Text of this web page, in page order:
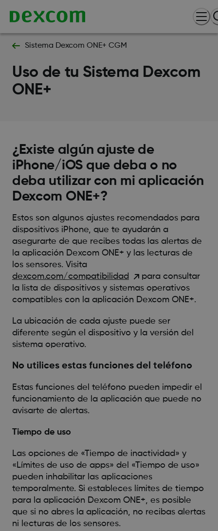
Sistema Dexcom ONE+ CGM
Uso de tu Sistema Dexcom
ONE+
¿Existe algún ajuste de
iPhone/iOS que deba o no
deba utilizar con mi aplicación
Dexcom ONE+?
Estos son algunos ajustes recomendados para
dispositivos iPhone, que te ayudarán a
asegurarte de que recibes todas las alertas de
la aplicación Dexcom ONE+ y las lecturas de
los sensores. Visita
dexcom.com/compatibilidad
para consultar
la lista de dispositivos y sistemas operativos
compatibles con la aplicación Dexcom ONE+.
La ubicación de cada ajuste puede ser
diferente según el dispositivo y la versión del
sistema operativo.
No utilices estas funciones del teléfono
Estas funciones del teléfono pueden impedir el
funcionamiento de la aplicación que puede no
avisarte de alertas.
Tiempo de uso
Las opciones de «Tiempo de inactividad» y
«Límites de uso de apps» del «Tiempo de uso»
pueden inhabilitar las aplicaciones
temporalmente. Si estableces límites de tiempo
para la aplicación Dexcom ONE+, es posible
que si no abres la aplicación, no recibas alertas
ni lecturas de los sensores.